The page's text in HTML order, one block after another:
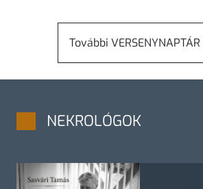
További VERSENYNAPTÁR
NEKROLÓGOK